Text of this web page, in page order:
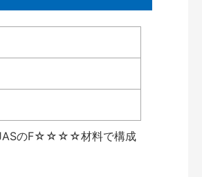
JASのF☆☆☆☆材料で構成